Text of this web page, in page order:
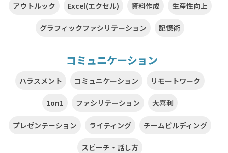
アウトルック Excel(エクセル) 資料作成 生産性向上
グラフィックファシリテーション 記憶術
コミュニケーション
ハラスメント コミュニケーション リモートワーク
1on1 ファシリテーション 大喜利
プレゼンテーション ライティング チームビルディング
スピーチ・話し方